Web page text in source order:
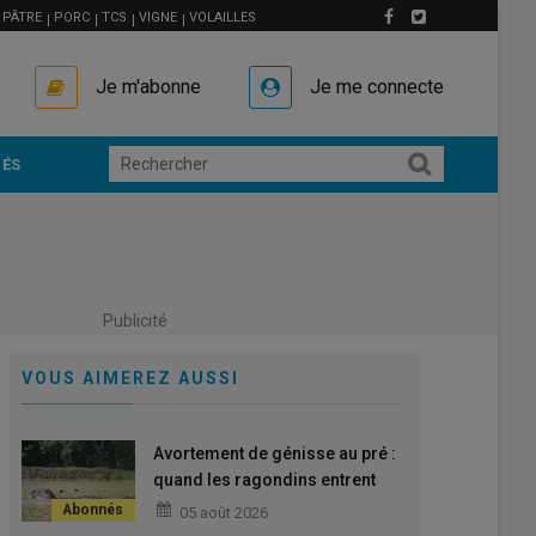
PÂTRE PORC TCS VIGNE VOLAILLES
Je m'abonne Je me connecte
Publicité
VOUS AIMEREZ AUSSI
Avortement de génisse au pré :
quand les ragondins entrent
dans l’enquête
05 août 2026